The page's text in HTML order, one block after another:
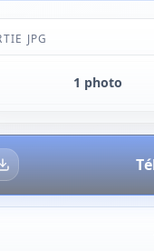
JPG
1 photo